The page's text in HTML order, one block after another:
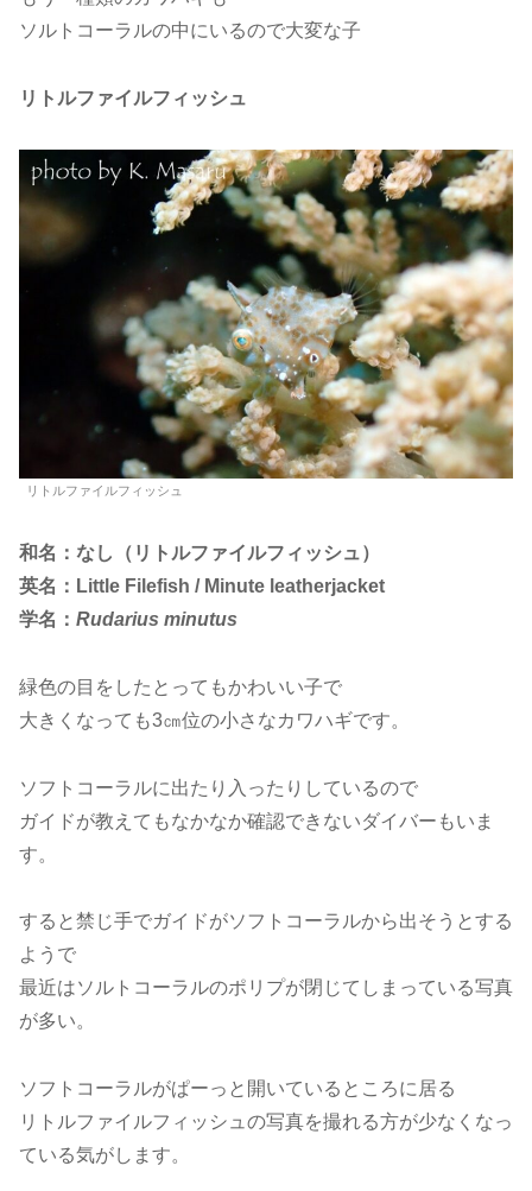
ソルトコーラルの中にいるので大変な子
リトルファイルフィッシュ
リトルファイルフィッシュ
和名：なし（リトルファイルフィッシュ）
英名： Little Filefish / Minute leatherjacket
学名： Rudarius minutus
緑色の目をしたとってもかわいい子で
大きくなっても3㎝位の小さなカワハギです。
ソフトコーラルに出たり入ったりしているので
ガイドが教えてもなかなか確認できないダイバーもいま
す。
すると禁じ手でガイドがソフトコーラルから出そうとする
ようで
最近はソルトコーラルのポリプが閉じてしまっている写真
が多い。
ソフトコーラルがぱーっと開いているところに居る
リトルファイルフィッシュの写真を撮れる方が少なくなっ
ている気がします。